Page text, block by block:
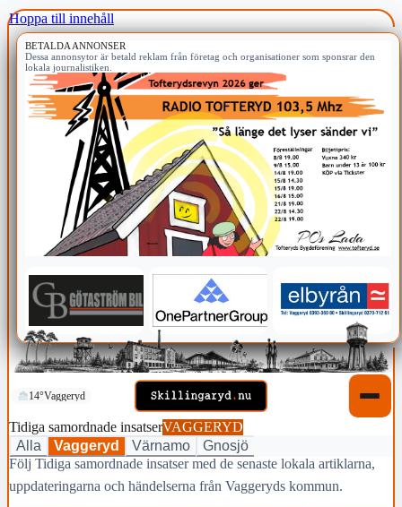
Hoppa till innehåll
BETALDA ANNONSER
Dessa annonsytor är betald reklam från företag och organisationer som sponsrar den
lokala journalistiken.
14°Vaggeryd
Tidiga samordnade insatserVAGGERYD
Alla
Vaggeryd Värnamo
Gnosjö
Följ Tidiga samordnade insatser med de senaste lokala artiklarna,
uppdateringarna och händelserna från Vaggeryds kommun.